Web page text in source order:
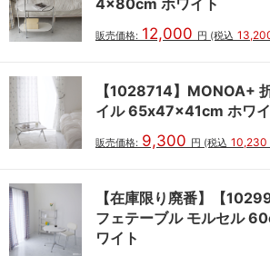
販売価格: 12,000 円 (税込
【1028714】MONOA+
イル 65x47x41cm ホワ
販売価格: 9,300 円 (税込 10,230
【在庫限り廃番】【
フェテーブル モルセル
ワイト